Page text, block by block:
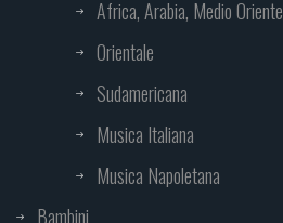
Africa, Arabia, Medio Oriente
Orientale
Sudamericana
Musica Italiana
Musica Napoletana
Bambini